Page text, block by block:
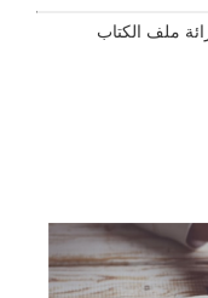
ملف الكتاب